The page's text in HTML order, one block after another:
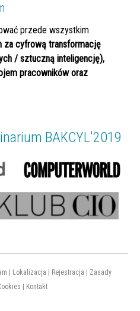
przede wszystkim
za cyfrową transformację
/ sztuczną inteligencję),
pracowników oraz
BAKCYL'2019
| Lokalizacja | Rejestracja | Zasady
| Kontakt